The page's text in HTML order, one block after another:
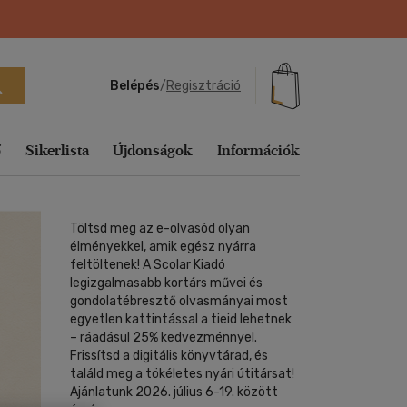
Belépés/Regisztráció
Utazás
Vallás, mitológia
Tankönyvek, segédkönyvek
Társ. tudományok
Történelem
Tudomány és Természet
Vallás, mitológia
Vallás, mitológia
Zene, musical
Ajándékkártyák
Egyéb áru,
szolgáltatás
Folyóirat, újság
Földgömb
Játék
Sport, természetjárás
Tankönyvek, segédkönyvek
Társ. tudományok
Történelem
Tudomány és Természet
Sikerlista
Fejlesztő
játékok
Könyves
kiegészítők
Heti sikerlista
Aktuális
Előrendelhető
E-könyv
sikerlista
Újdonságok
Utazás
Vallás, mitológia
Információk
Töltsd meg az e-olvasód olyan
élményekkel, amik egész nyárra
feltöltenek! A Scolar Kiadó
legizgalmasabb kortárs művei és
gondolatébresztő olvasmányai most
egyetlen kattintással a tieid lehetnek
– ráadásul 25% kedvezménnyel.
Frissítsd a digitális könyvtárad, és
találd meg a tökéletes nyári útitársat!
Ajánlatunk 2026. július 6-19. között